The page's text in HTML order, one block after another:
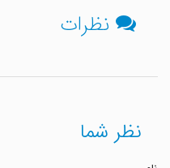
نظرات
نظر شما